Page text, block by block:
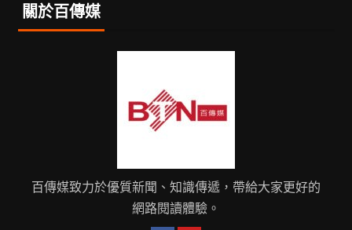
關於百傳媒
百傳媒致力於優質新聞、知識傳遞，帶給大家更好的
網路閱讀體驗。